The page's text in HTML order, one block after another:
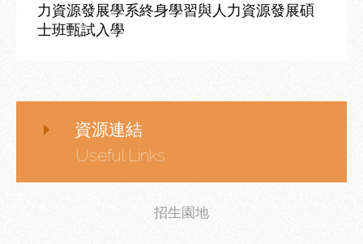
力資源發展學系終身學習與人力資源發展碩
士班甄試入學
資源連結
Useful Links
招生園地